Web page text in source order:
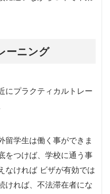
ーニング
にプラクティカルトレー
留学生は働く事ができま
をつけば、学校に通う事
なければ ビザが有効では
ければ、不法滞在者にな